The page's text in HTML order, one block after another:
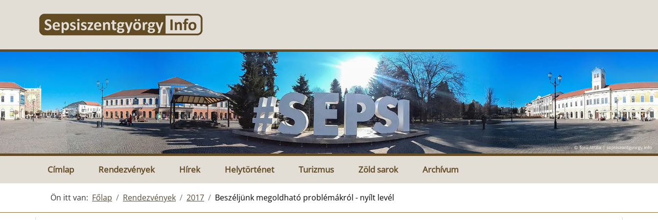
Címlap Rendezvények Hírek Helytörténet Turizmus Zöld sarok Archívum
Ön itt van: Főlap Rendezvények 2017 Beszéljünk megoldható problémákról - nyílt levél